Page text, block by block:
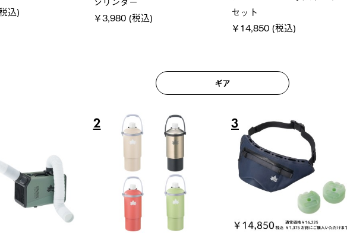
込)
￥18,800 (税込)
￥209,000 (税込)
ギア
6 7